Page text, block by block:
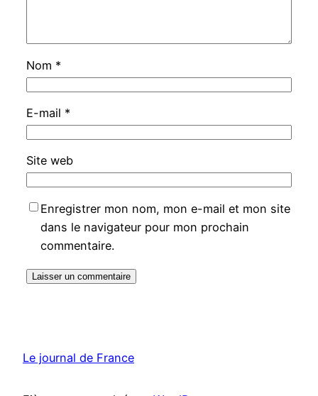
Nom *
E-mail *
Site web
Enregistrer mon nom, mon e-mail et mon site
dans le navigateur pour mon prochain
commentaire.
Le journal de France